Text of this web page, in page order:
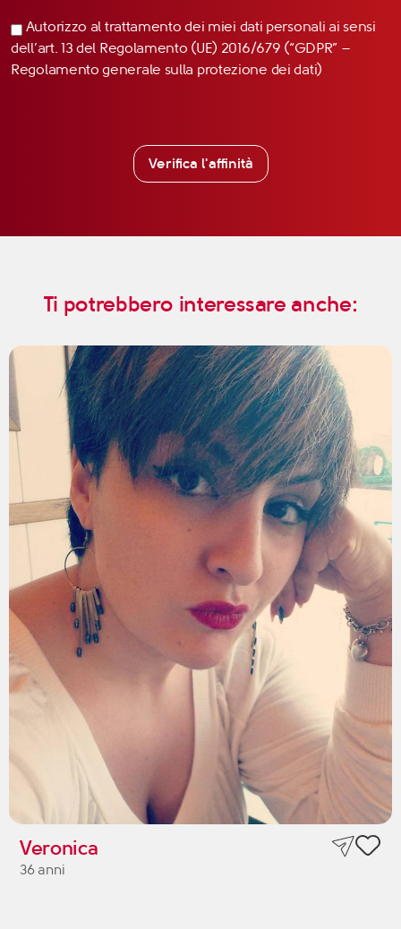
Autorizzo al trattamento dei miei dati personali ai sensi
dell’art. 13 del Regolamento (UE) 2016/679 (“GDPR” –
Regolamento generale sulla protezione dei dati)
Verifica l'affinità
Ti potrebbero interessare anche:
Veronica
36 anni